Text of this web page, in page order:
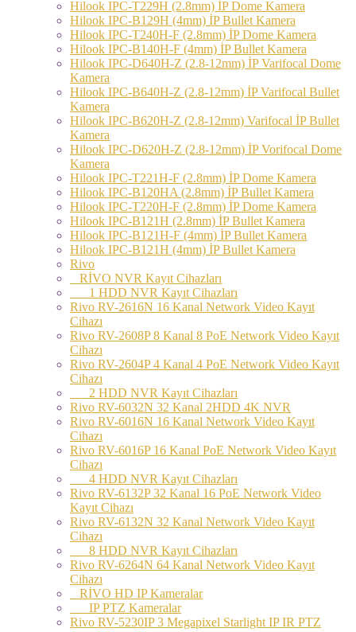
Hilook IPC-T229H (2.8mm) İP Dome Kamera
Hilook IPC-B129H (4mm) İP Bullet Kamera
Hilook IPC-T240H-F (2.8mm) İP Dome Kamera
Hilook IPC-B140H-F (4mm) İP Bullet Kamera
Hilook IPC-D640H-Z (2.8-12mm) İP Varifocal Dome
Kamera
Hilook IPC-B640H-Z (2.8-12mm) İP Varifocal Bullet
Kamera
Hilook IPC-B620H-Z (2.8-12mm) Varifocal İP Bullet
Kamera
Hilook IPC-D620H-Z (2.8-12mm) İP Vorifocal Dome
Kamera
Hilook IPC-T221H-F (2.8mm) İP Dome Kamera
Hilook IPC-B120HA (2.8mm) İP Bullet Kamera
Hilook IPC-T220H-F (2.8mm) İP Dome Kamera
Hilook IPC-B121H (2.8mm) İP Bullet Kamera
Hilook IPC-B121H-F (4mm) İP Bullet Kamera
Hilook IPC-B121H (4mm) İP Bullet Kamera
Rivo
RİVO NVR Kayıt Cihazları
1 HDD NVR Kayıt Cihazları
Rivo RV-2616N 16 Kanal Network Video Kayıt
Cihazı
Rivo RV-2608P 8 Kanal 8 PoE Network Video Kayıt
Cihazı
Rivo RV-2604P 4 Kanal 4 PoE Network Video Kayıt
Cihazı
2 HDD NVR Kayıt Cihazları
Rivo RV-6032N 32 Kanal 2HDD 4K NVR
Rivo RV-6016N 16 Kanal Network Video Kayıt
Cihazı
Rivo RV-6016P 16 Kanal PoE Network Video Kayıt
Cihazı
4 HDD NVR Kayıt Cihazları
Rivo RV-6132P 32 Kanal 16 PoE Network Video
Kayıt Cihazı
Rivo RV-6132N 32 Kanal Network Video Kayıt
Cihazı
8 HDD NVR Kayıt Cihazları
Rivo RV-6264N 64 Kanal Network Video Kayıt
Cihazı
RİVO HD IP Kameralar
IP PTZ Kameralar
Rivo RV-5230IP 3 Megapixel Starlight IP IR PTZ